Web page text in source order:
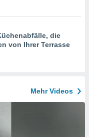
die
von Ihrer Terrasse
Mehr Videos